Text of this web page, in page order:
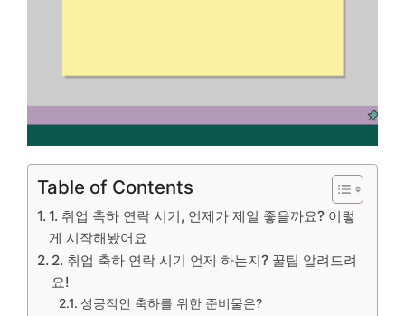
Table of Contents
1. 취업 축하 연락 시기, 언제가 제일 좋을까요? 이렇
게 시작해봤어요
2. 취업 축하 연락 시기 언제 하는지? 꿀팁 알려드려
요!
성공적인 축하를 위한 준비물은?